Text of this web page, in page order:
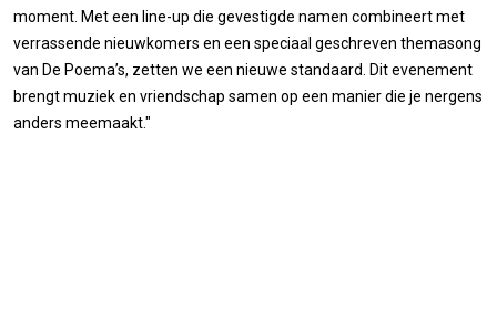
moment. Met een line-up die gevestigde namen combineert met
verrassende nieuwkomers en een speciaal geschreven themasong
van De Poema’s, zetten we een nieuwe standaard. Dit evenement
brengt muziek en vriendschap samen op een manier die je nergens
anders meemaakt."